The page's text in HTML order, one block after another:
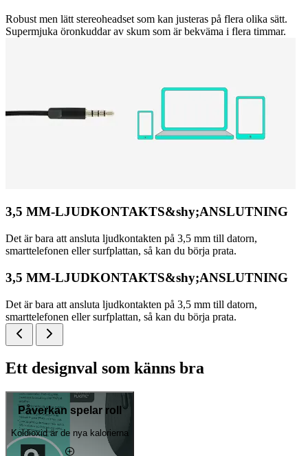
Robust men lätt stereoheadset som kan justeras på flera olika sätt.
Supermjuka öronkuddar av skum som är bekväma i flera timmar.
3,5 MM-LJUDKONTAKTS&shy;ANSLUTNING
Det är bara att ansluta ljudkontakten på 3,5 mm till datorn,
smarttelefonen eller surfplattan, så kan du börja prata.
3,5 MM-LJUDKONTAKTS&shy;ANSLUTNING
Det är bara att ansluta ljudkontakten på 3,5 mm till datorn,
smarttelefonen eller surfplattan, så kan du börja prata.
Ett designval som känns bra
Påverkan spelar roll
Koldioxid är de nya kalorierna